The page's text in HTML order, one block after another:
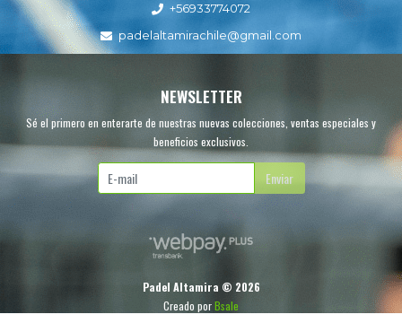
+56933774072
padelaltamirachile@gmail.com
NEWSLETTER
Sé el primero en enterarte de nuestras nuevas colecciones, ventas especiales y
beneficios exclusivos.
Enviar
Padel Altamira © 2026
Creado porBsale